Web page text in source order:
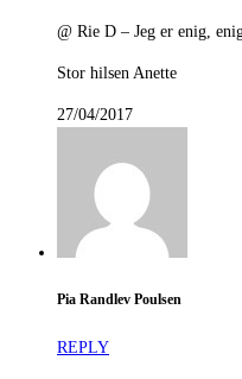
@ Rie D – Jeg er enig,
Stor hilsen Anette
27/04/2017
Pia Randlev Poulsen
REPLY